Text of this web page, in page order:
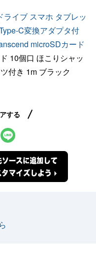
ライブ スマホ タブレッ
C変換アダプタ付
microSDカード
10個口 ほこりシャッ
付き 1m ブラック
する